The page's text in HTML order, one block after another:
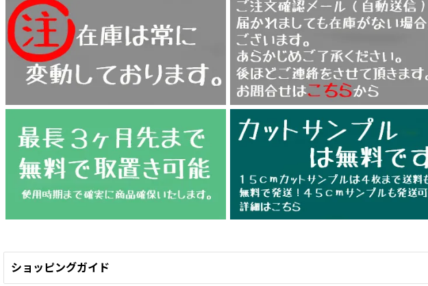
ショッピングガイド